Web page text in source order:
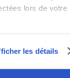
lors de votre
les détails
baskets !